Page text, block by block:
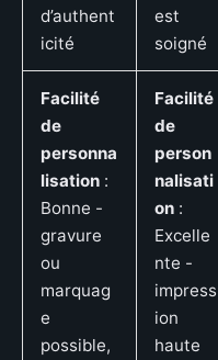
d’authent
icité
est
soigné
Facilité
de
personna
lisation :
Bonne -
gravure
ou
marquag
e
possible,
Facilité
de
person
nalisati
on :
Excelle
nte -
impress
ion
haute